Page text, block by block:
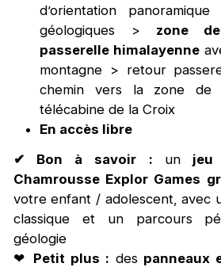
d’orientation
géologiques > zone
passerelle himalayenne
montagne > retour
chemin vers la zone de
télécabine de la Croix
En accès libre
✔ Bon à savoir
: un jeu
Chamrousse Explor Games
votre enfant / adolescent, avec
classique et un parcours
géologie
❤ Petit plus : despanneaux